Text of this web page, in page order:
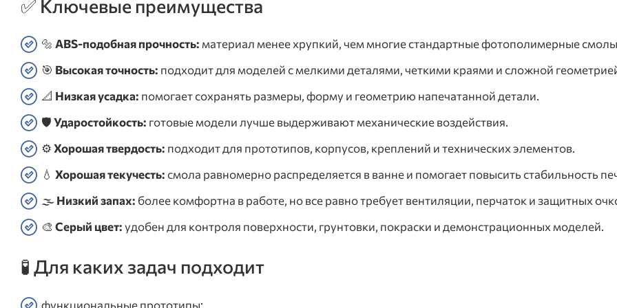
✅ Ключевые преимущества
🔩 ABS-подобная прочность: материал менее хрупкий, чем многие стандартные фотополимерные
🎯 Высокая точность: подходит для моделей с мелкими деталями, четкими краями и сложной
📐 Низкая усадка: помогает сохранять размеры, форму и геометрию напечатанной детали.
🛡️Ударостойкость: готовые модели лучше выдерживают механические воздействия.
⚙️Хорошая твердость: подходит для прототипов, корпусов, креплений и технических элементов.
💧 Хорошая текучесть:смола равномерно распределяется в ванне и помогает повысить стабильность
🌫️Низкий запах: более комфортна в работе, но все равно требует вентиляции, перчаток и защитных
🎨 Серый цвет:удобен для контроля поверхности, грунтовки, покраски и демонстрационных моделей.
🧪 Для каких задач подходит
функциональные прототипы;